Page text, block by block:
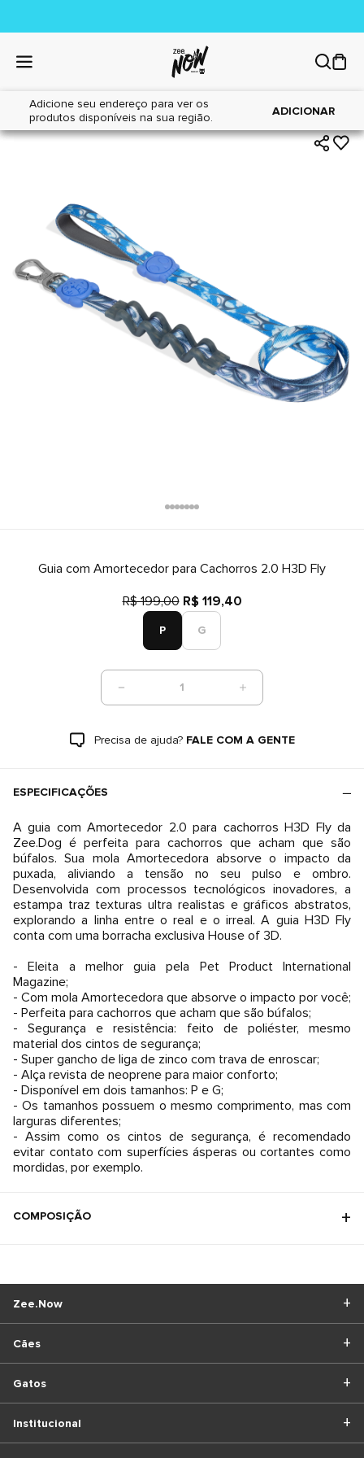
Adicione seu endereço para ver os
produtos disponíveis na sua região.
ADICIONAR
Home|Cães|Acessórios
Guia com Amortecedor para Cachorros 2.0 H3D Fly
R$ 199,00 R$ 119,40
P G
1
Precisa de ajuda? FALE COM A GENTE
ESPECIFICAÇÕES
A guia com Amortecedor 2.0 para cachorros H3D Fly da
Zee.Dog é perfeita para cachorros que acham que são
búfalos. Sua mola Amortecedora absorve o impacto da
puxada, aliviando a tensão no seu pulso e ombro.
Desenvolvida com processos tecnológicos inovadores, a
estampa traz texturas ultra realistas e gráficos abstratos,
explorando a linha entre o real e o irreal. A guia H3D Fly
conta com uma borracha exclusiva House of 3D.
- Eleita a melhor guia pela Pet Product International
Magazine;
- Com mola Amortecedora que absorve o impacto por você;
- Perfeita para cachorros que acham que são búfalos;
- Segurança e resistência: feito de poliéster, mesmo
material dos cintos de segurança;
- Super gancho de liga de zinco com trava de enroscar;
- Alça revista de neoprene para maior conforto;
- Disponível em dois tamanhos: P e G;
- Os tamanhos possuem o mesmo comprimento, mas com
larguras diferentes;
- Assim como os cintos de segurança, é recomendado
evitar contato com superfícies ásperas ou cortantes como
mordidas, por exemplo.
COMPOSIÇÃO
Cães
Gatos
Zee.Now
Institucional